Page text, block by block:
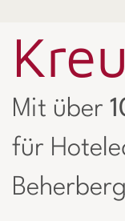
Mit über
für